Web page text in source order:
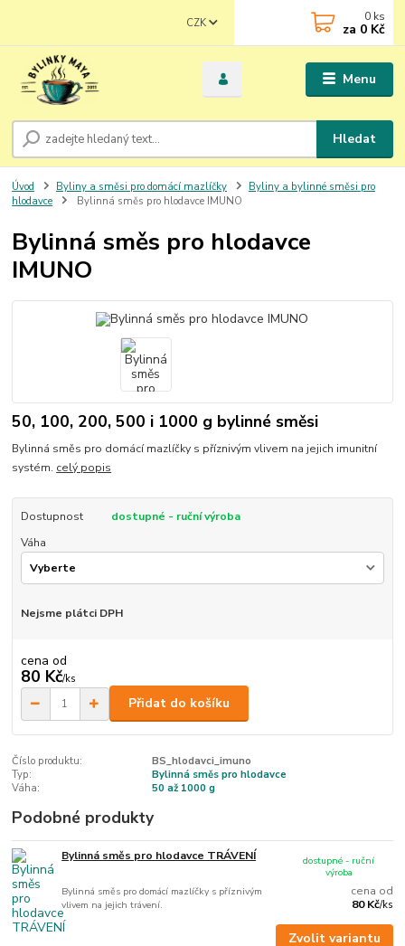
Menu
CZK
Hledat
0 ks
za 0 Kč
Úvod Byliny a směsi pro domácí mazlíčky
Byliny a bylinné směsi pro
hlodavce
Bylinná směs pro hlodavce IMUNO
Bylinná směs pro hlodavce
IMUNO
50, 100, 200, 500 i 1000 g bylinné směsi
Bylinná směs pro domácí mazlíčky s příznivým vlivem na jejich imunitní
systém. celý popis
Dostupnost
dostupné - ruční výroba
Váha
Nejsme plátci DPH
cena od
80 Kč/ks
Přidat do košíku
Číslo produktu:
BS_hlodavci_imuno
Typ:
Bylinná směs pro hlodavce
Váha:
50 až 1000 g
Podobné produkty
Bylinná směs pro hlodavce TRÁVENÍ
Bylinná směs pro domácí mazlíčky s příznivým
vlivem na jejich trávení.
cena od
80 Kč/ks
dostupné - ruční
výroba
Zvolit variantu